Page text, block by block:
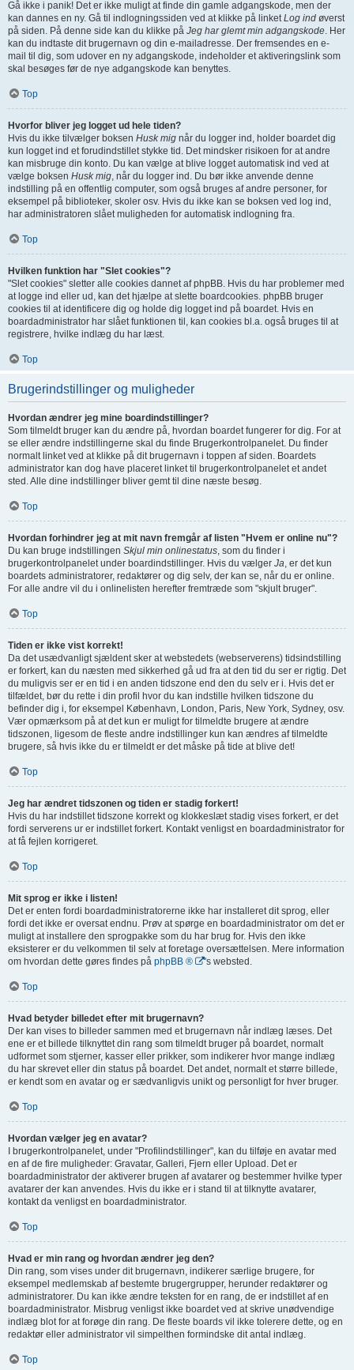
Gå ikke i panik! Det er ikke muligt at finde din gamle adgangskode, men der
kan dannes en ny. Gå til indlogningssiden ved at klikke på linket Log ind øverst
på siden. På denne side kan du klikke på Jeg har glemt min adgangskode . Her
kan du indtaste dit brugernavn og din e-mailadresse. Der fremsendes en e-
mail til dig, som udover en ny adgangskode, indeholder et aktiveringslink som
skal besøges før de nye adgangskode kan benyttes.
Top
Hvorfor bliver jeg logget ud hele tiden?
Hvis du ikke tilvælger boksen Husk mig når du logger ind, holder boardet dig
kun logget ind et forudindstillet stykke tid. Det mindsker risikoen for at andre
kan misbruge din konto. Du kan vælge at blive logget automatisk ind ved at
vælge boksen Husk mig , når du logger ind. Du bør ikke anvende denne
indstilling på en offentlig computer, som også bruges af andre personer, for
eksempel på biblioteker, skoler osv. Hvis du ikke kan se boksen ved log ind,
har administratoren slået muligheden for automatisk indlogning fra.
Top
Hvilken funktion har "Slet cookies"?
"Slet cookies" sletter alle cookies dannet af phpBB. Hvis du har problemer med
at logge ind eller ud, kan det hjælpe at slette boardcookies. phpBB bruger
cookies til at identificere dig og holde dig logget ind på boardet. Hvis en
boardadministrator har slået funktionen til, kan cookies bl.a. også bruges til at
registrere, hvilke indlæg du har læst.
Top
Brugerindstillinger og muligheder
Hvordan ændrer jeg mine boardindstillinger?
Som tilmeldt bruger kan du ændre på, hvordan boardet fungerer for dig. For at
se eller ændre indstillingerne skal du finde Brugerkontrolpanelet. Du finder
normalt linket ved at klikke på dit brugernavn i toppen af siden. Boardets
administrator kan dog have placeret linket til brugerkontrolpanelet et andet
sted. Alle dine indstillinger bliver gemt til dine næste besøg.
Top
Hvordan forhindrer jeg at mit navn fremgår af listen "Hvem er online nu"?
Du kan bruge indstillingen Skjul min onlinestatus , som du finder i
brugerkontrolpanelet under boardindstillinger. Hvis du vælger Ja , er det kun
boardets administratorer, redaktører og dig selv, der kan se, når du er online.
For alle andre vil du i onlinelisten herefter fremtræde som "skjult bruger".
Top
Tiden er ikke vist korrekt!
Da det usædvanligt sjældent sker at webstedets (webserverens) tidsindstilling
er forkert, kan du næsten med sikkerhed gå ud fra at den tid du ser er rigtig. Det
du muligvis ser er en tid i en anden tidszone end den du selv er i. Hvis det er
tilfældet, bør du rette i din profil hvor du kan indstille hvilken tidszone du
befinder dig i, for eksempel København, London, Paris, New York, Sydney, osv.
Vær opmærksom på at det kun er muligt for tilmeldte brugere at ændre
tidszonen, ligesom de fleste andre indstillinger kun kan ændres af tilmeldte
brugere, så hvis ikke du er tilmeldt er det måske på tide at blive det!
Top
Jeg har ændret tidszonen og tiden er stadig forkert!
Hvis du har indstillet tidszone korrekt og klokkeslæt stadig vises forkert, er det
fordi serverens ur er indstillet forkert. Kontakt venligst en boardadministrator for
at få fejlen korrigeret.
Top
Mit sprog er ikke i listen!
Det er enten fordi boardadministratorerne ikke har installeret dit sprog, eller
fordi det ikke er oversat endnu. Prøv at spørge en boardadministrator om det er
muligt at installere den sprogpakke som du har brug for. Hvis den ikke
eksisterer er du velkommen til selv at foretage oversættelsen. Mere information
om hvordan dette gøres findes på phpBB ® 's websted.
Top
Hvad betyder billedet efter mit brugernavn?
Der kan vises to billeder sammen med et brugernavn når indlæg læses. Det
ene er et billede tilknyttet din rang som tilmeldt bruger på boardet, normalt
udformet som stjerner, kasser eller prikker, som indikerer hvor mange indlæg
du har skrevet eller din status på boardet. Det andet, normalt et større billede,
er kendt som en avatar og er sædvanligvis unikt og personligt for hver bruger.
Top
Hvordan vælger jeg en avatar?
I brugerkontrolpanelet, under "Profilindstillinger", kan du tilføje en avatar med
en af de fire muligheder: Gravatar, Galleri, Fjern eller Upload. Det er
boardadministrator der aktiverer brugen af avatarer og bestemmer hvilke typer
avatarer der kan anvendes. Hvis du ikke er i stand til at tilknytte avatarer,
kontakt da venligst en boardadministrator.
Top
Hvad er min rang og hvordan ændrer jeg den?
Din rang, som vises under dit brugernavn, indikerer særlige brugere, for
eksempel medlemskab af bestemte brugergrupper, herunder redaktører og
administratorer. Du kan ikke ændre teksten for en rang, de er indstillet af en
boardadministrator. Misbrug venligst ikke boardet ved at skrive unødvendige
indlæg blot for at forøge din rang. De fleste boards vil ikke tolerere dette, og en
redaktør eller administrator vil simpelthen formindske dit antal indlæg.
Top